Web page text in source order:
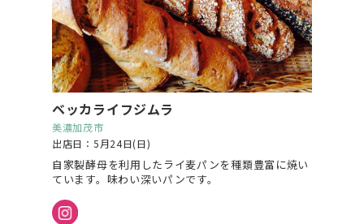
ベッカライフジムラ
美濃加茂市
出店日：5月24日(日)
自家製酵母を利用したライ麦パンを種類豊富に焼い
ています。味わい深いパンです。